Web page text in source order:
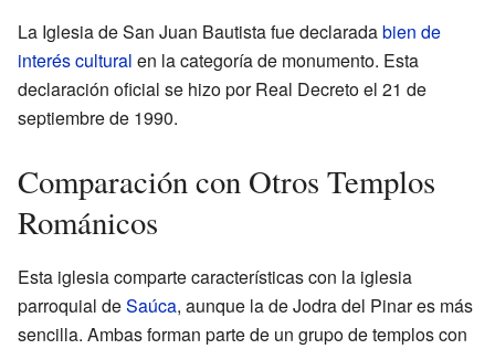
La Iglesia de San Juan Bautista fue declaradabien de
interés cultural en la categoría de monumento. Esta
declaración oficial se hizo por Real Decreto el 21 de
septiembre de 1990.
Comparación con Otros Templos
Románicos
Esta iglesia comparte características con la iglesia
parroquial deSaúca, aunque la de Jodra del Pinar es más
sencilla. Ambas forman parte de un grupo de templos con